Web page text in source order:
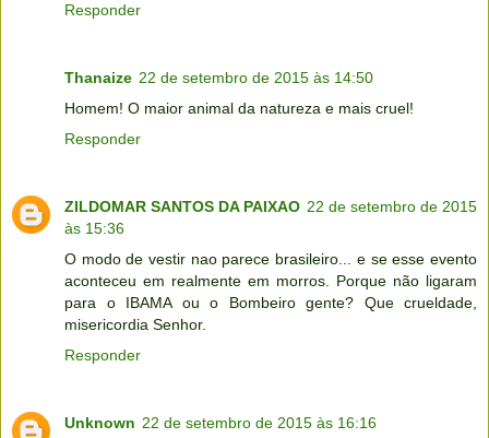
Responder
Thanaize 22 de setembro de 2015 às 14:50
Homem! O maior animal da natureza e mais cruel!
Responder
ZILDOMAR SANTOS DA PAIXAO 22 de setembro de 2015
às 15:36
O modo de vestir nao parece brasileiro... e se esse evento
aconteceu em realmente em morros. Porque não ligaram
para o IBAMA ou o Bombeiro gente? Que crueldade,
misericordia Senhor.
Responder
Unknown 22 de setembro de 2015 às 16:16